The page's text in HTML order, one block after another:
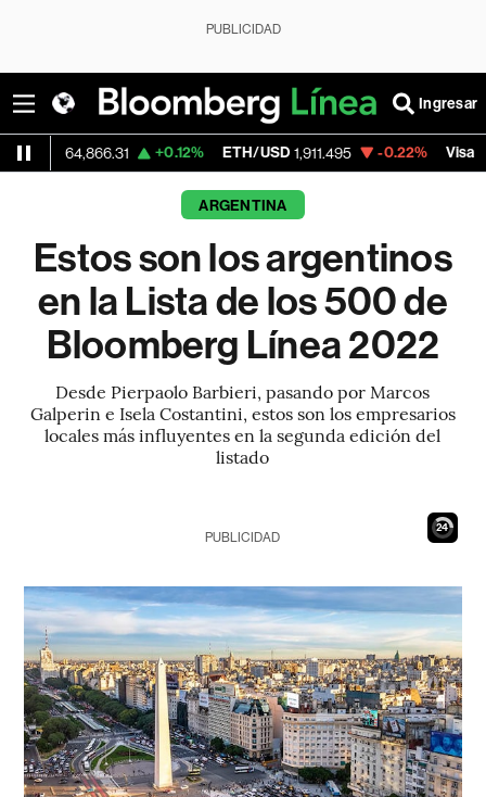
PUBLICIDAD
Ingresar
+0.12% ETH/USD 1,911.495 -0.22% Visa 368.54
ARGENTINA
Estos son los argentinos
en la Lista de los 500 de
Bloomberg Línea 2022
Desde Pierpaolo Barbieri, pasando por Marcos
Galperin e Isela Costantini, estos son los empresarios
locales más influyentes en la segunda edición del
listado
23
PUBLICIDAD